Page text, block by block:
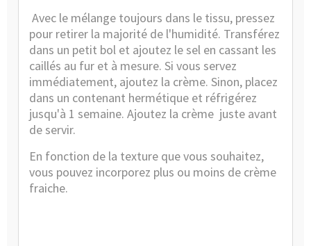
Avec le mélange toujours dans le tissu, pressez
pour retirer la majorité de l'humidité. Transférez
dans un petit bol et ajoutez le sel en cassant les
caillés au fur et à mesure. Si vous servez
immédiatement, ajoutez la crème. Sinon, placez
dans un contenant hermétique et réfrigérez
jusqu'à 1 semaine. Ajoutez la crème juste avant
de servir.
En fonction de la texture que vous souhaitez,
vous pouvez incorporez plus ou moins de crème
fraiche.